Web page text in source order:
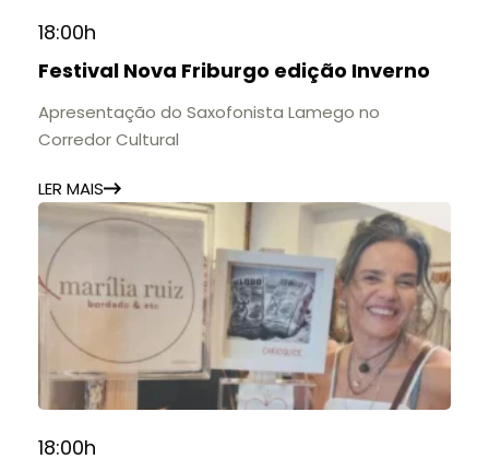
18:00h
Festival Nova Friburgo edição Inverno
Apresentação do Saxofonista Lamego no
Corredor Cultural
LER MAIS
18:00h